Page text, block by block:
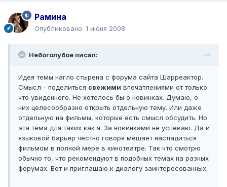
Рамина
Опубликовано: 1 июня 2008
Небоголубое писал:
Идея темы нагло стырена с форума сайта Шарреактор.
Смысл - поделиться свежими впечатлениями от только
что увиденного. Не хотелось бы о новинках. Думаю, о
них целесообразно открыть отдельную тему. Или даже
отдельную на фильмы, которые есть смысл обсудить. Но
эта тема для таких как я. За новинками не успеваю. Да и
языковой барьер честно говоря мешает насладиться
фильмом в полной мере в кинотеатре. Так что смотрю
обычно то, что рекомендуют в подобных темах на разных
форумах. Вот и приглашаю к диалогу заинтересованных.